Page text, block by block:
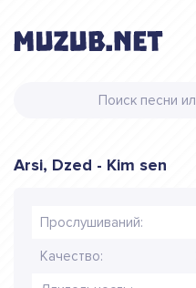
Arsi, Dzed - Kim sen
Прослушиваний:
Качество: